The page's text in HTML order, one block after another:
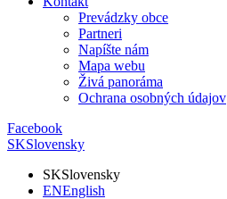
Prevádzky obce
Partneri
Napíšte nám
Mapa webu
Živá panoráma
Ochrana osobných údajov
Facebook
SKSlovensky
SKSlovensky
ENEnglish